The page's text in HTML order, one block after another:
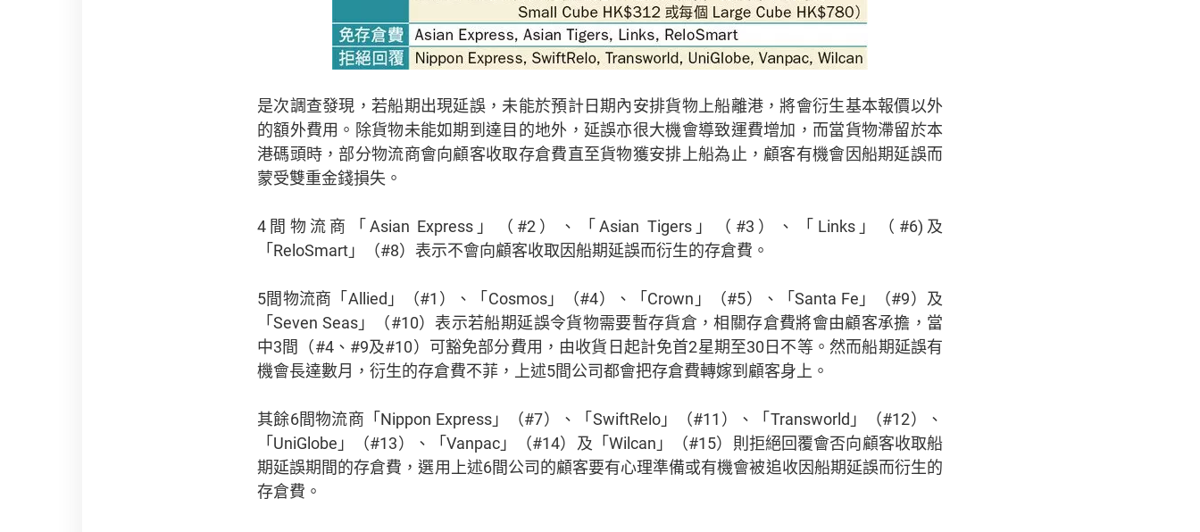
是次調查發現，若船期出現延誤，未能於預計日期內安排貨物上船離港，將會衍生基本報價以外
的額外費用。除貨物未能如期到達目的地外，延誤亦很大機會導致運費增加，而當貨物滯留於本
港碼頭時，部分物流商會向顧客收取存倉費直至貨物獲安排上船為止，顧客有機會因船期延誤而
蒙受雙重金錢損失。
4間物流商「Asian Express」（#2）、「Asian Tigers」（#3）、「Links」（#6)及
「ReloSmart」（#8）表示不會向顧客收取因船期延誤而衍生的存倉費。
5間物流商「Allied」（#1）、「Cosmos」（#4）、「Crown」（#5）、「Santa Fe」（#9）及
「Seven Seas」（#10）表示若船期延誤令貨物需要暫存貨倉，相關存倉費將會由顧客承擔，當
中3間（#4、#9及#10）可豁免部分費用，由收貨日起計免首2星期至30日不等。然而船期延誤有
機會長達數月，衍生的存倉費不菲，上述5間公司都會把存倉費轉嫁到顧客身上。
其餘6間物流商「Nippon Express」（#7）、「SwiftRelo」（#11）、「Transworld」（#12）、
「UniGlobe」（#13）、「Vanpac」（#14）及「Wilcan」（#15）則拒絕回覆會否向顧客收取船
期延誤期間的存倉費，選用上述6間公司的顧客要有心理準備或有機會被追收因船期延誤而衍生的
存倉費。